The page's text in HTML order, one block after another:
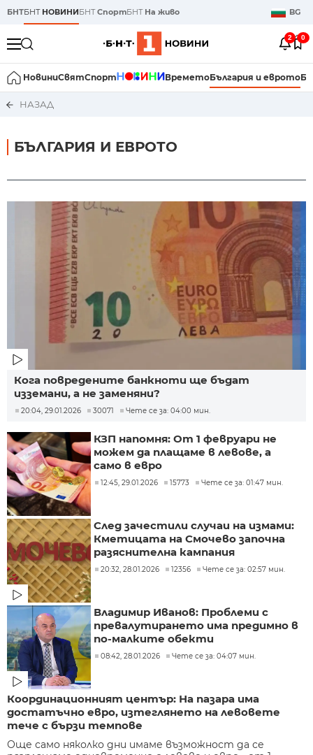
БНТБНТ НОВИНИБНТСпортБНТ На живо BG
2 0
НовиниСвятСпорт ВреметоБългария и еврото
НАЗАД
БЪЛГАРИЯ И ЕВРОТО
Кога повредените банкноти ще бъдат
изземани, а не заменяни?
20:04, 29.01.2026 30071 Чете се за: 04:00 мин.
КЗП напомня: От 1 февруари не
можем да плащаме в левове, а
само в евро
12:45, 29.01.2026 15773 Чете се за: 01:47 мин.
След зачестили случаи на измами:
Кметицата на Смочево започна
разяснителна кампания
20:32, 28.01.2026 12356 Чете се за: 02:57 мин.
Владимир Иванов: Проблеми с
превалутирането има предимно в
по-малките обекти
08:42, 28.01.2026 Чете се за: 04:07 мин.
Координационният център: На пазара има
достатъчно евро, изтеглянето на левовете
тече с бързи темпове
Още само няколко дни имаме възможност да се